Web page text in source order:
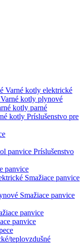
Varné kotly elektrické
Varné kotly plynové
kotly parné
Príslušenstvo pre
Príslušenstvo
panvice
Smažiace panvice
Smažiace panvice
panvice